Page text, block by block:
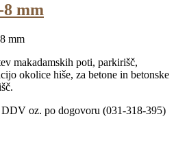
mm
mm
makadamskih poti, parkirišč,
okolice hiše, za betone in betonske
oz. po dogovoru (031-318-395)